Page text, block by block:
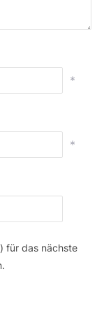
*
*
für das nächste